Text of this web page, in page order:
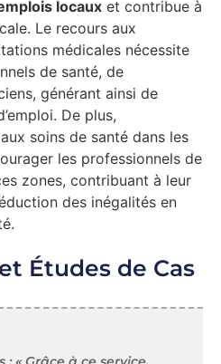
locaux et contribue à
Le recours aux
médicales nécessite
de santé, de
générant ainsi de
De plus,
soins de santé dans les
les professionnels de
zones, contribuant à leur
des inégalités en
Études de Cas